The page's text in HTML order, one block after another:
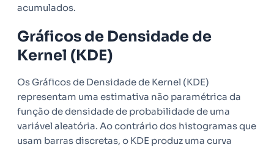
acumulados.
Gráficos de Densidade de
Kernel (KDE)
Os Gráficos de Densidade de Kernel (KDE)
representam uma estimativa não paramétrica da
função de densidade de probabilidade de uma
variável aleatória. Ao contrário dos histogramas que
usam barras discretas, o KDE produz uma curva